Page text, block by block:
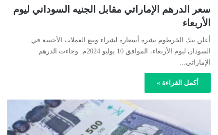
سعر الدرهم الإماراتي مقابل الجنيه السوداني ليوم
الأربعاء
أعلن بنك الخرطوم نشرة أسعاره لشراء وبيع العملات الأجنبية في
السودان ليوم الأربعاء، الموافق 10 يوليو 2024م. وجاءت الدرهم
الإماراتي…
أكمل القراءة »